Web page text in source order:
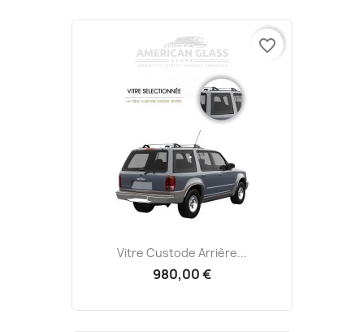
Vitre Custode Arrière...
980,00 €
favorite_border